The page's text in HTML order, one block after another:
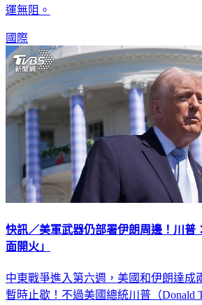
運無阻。
國際
快訊／美軍武器仍部署伊朗周邊！川普
面開火」
中東戰爭進入第六週，美國和伊朗達成
暫時止歇！不過美國總統川普（Donald